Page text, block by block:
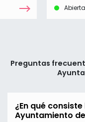
Abierta
Preguntas
¿En qué
Ayuntamiento